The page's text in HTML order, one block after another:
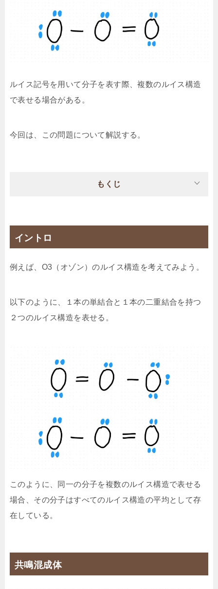
ルイス記号を用いて分子を表す際、複数のルイス構造
で表せる場合がある。
今回は、この問題について解説する。
もくじ
イントロ
例えば、O3（オゾン）のルイス構造を考えてみよう。
以下のように、１本の単結合と１本の二重結合を持つ
２つのルイス構造を表せる。
このように、同一の分子を複数のルイス構造で表せる
場合、その分子はすべてのルイス構造の平均として存
在している。
共鳴混成体